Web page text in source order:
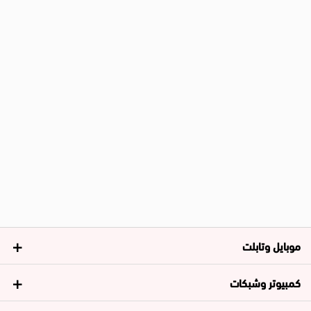
موبايل وتابلت
كمبيوتر وشبكات